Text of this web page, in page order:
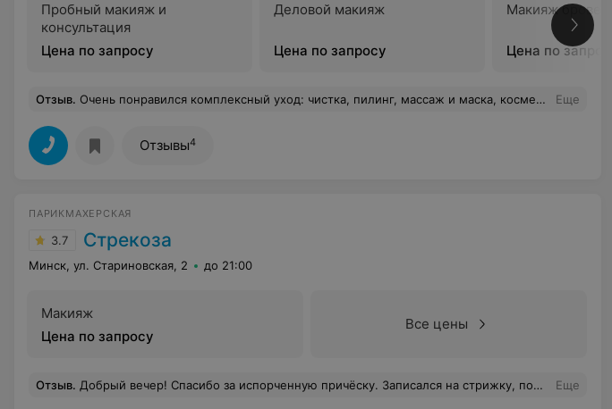
Пробный макияж и
консультация
Цена по запросу
Деловой макияж
Цена по запросу
Макияж бровей
Цена по запросу
Отзыв. Очень понравился комплексный уход: чистка, пилинг, массаж и маска, косметолог Ирина профессионал своего дела, цены вполне демократичные, всем советую и сама буду регулярно ходить теперь. Еще
Отзывы4
ПАРИКМАХЕРСКАЯ
3.7 Стрекоза
Минск, ул. Стариновская, 2 до 21:00
Макияж
Цена по запросу
Все цены
Отзыв. Добрый вечер! Спасибо за испорченную причёску. Записался на стрижку, попросил коротко состричь по бокам и оставить чёлку. В итоге ушёл с короткими, недосушенными волосами. Более того, женщина не посчитала нужным стряхнуть состриженные волосы с головы и убрать их со лба. Спасибо за сервис. Больше в вам не обращусь! Еще